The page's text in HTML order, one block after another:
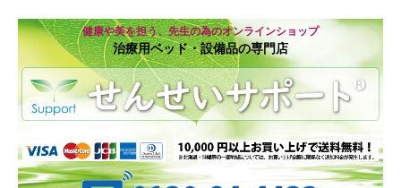
健康や美を担う、先生の為のオンラインショップ
治療用ベッド・設備品の専門店